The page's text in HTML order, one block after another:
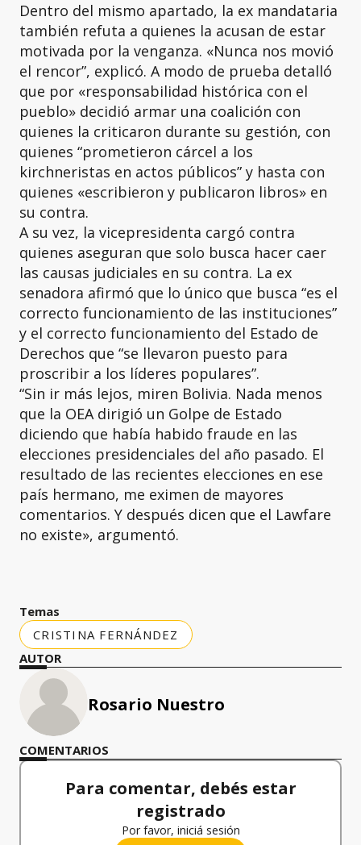
Dentro del mismo apartado, la ex mandataria
también refuta a quienes la acusan de estar
motivada por la venganza. «Nunca nos movió
el rencor”, explicó. A modo de prueba detalló
que por «responsabilidad histórica con el
pueblo» decidió armar una coalición con
quienes la criticaron durante su gestión, con
quienes “prometieron cárcel a los
kirchneristas en actos públicos” y hasta con
quienes «escribieron y publicaron libros» en
su contra.
A su vez, la vicepresidenta cargó contra
quienes aseguran que solo busca hacer caer
las causas judiciales en su contra. La ex
senadora afirmó que lo único que busca “es el
correcto funcionamiento de las instituciones”
y el correcto funcionamiento del Estado de
Derechos que “se llevaron puesto para
proscribir a los líderes populares”.
“Sin ir más lejos, miren Bolivia. Nada menos
que la OEA dirigió un Golpe de Estado
diciendo que había habido fraude en las
elecciones presidenciales del año pasado. El
resultado de las recientes elecciones en ese
país hermano, me eximen de mayores
comentarios. Y después dicen que el Lawfare
no existe», argumentó.
Temas
CRISTINA FERNÁNDEZ
AUTOR
Rosario Nuestro
COMENTARIOS
Para comentar, debés estar
registrado
Por favor, iniciá sesión